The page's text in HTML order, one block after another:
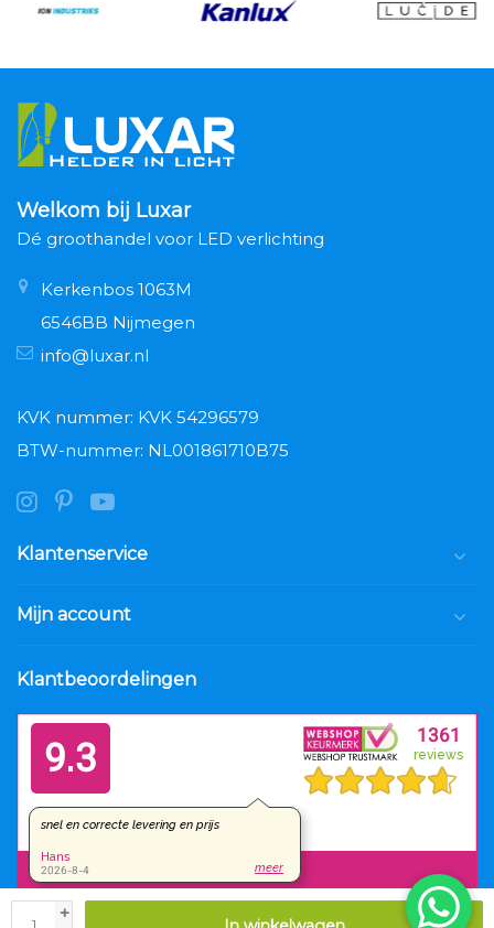
+
Welkom bij Luxar
Dé groothandel voor LED verlichting
Kerkenbos 1063M
6546BB Nijmegen
info@luxar.nl
KVK nummer: KVK 54296579
BTW-nummer: NL001861710B75
Klantenservice
Mijn account
Klantbeoordelingen